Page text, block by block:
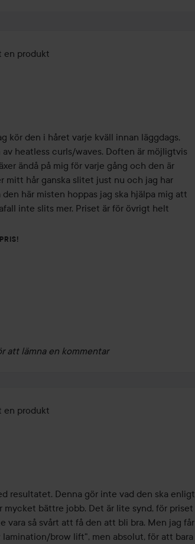
en produkt
kör den i håret varje kväll innan läggdags,
heatless curls/waves. Doften är möjligtvis
ändå på mig för varje gång och den är
mitt hår ganska slitet just nu och jag har
här misten hoppas jag ska hjälpa mig att
inte slits mer. Priset är för övrigt helt
att lämna en kommentar
en produkt
resultatet. Denna gör inte vad den ska enligt
mycket bättre jobb. Det är lite synd, för priset
vara så svårt att få den att bli bra. Men jag får
brow lift", men absolut, för att bara